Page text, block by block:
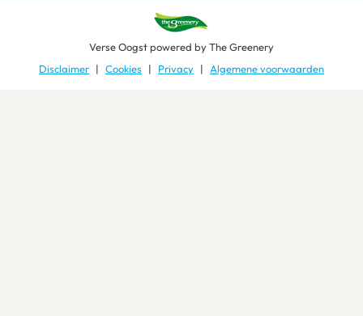
Verse Oogstpowered byThe Greenery
Disclaimer
Cookies Privacy Algemene voorwaarden